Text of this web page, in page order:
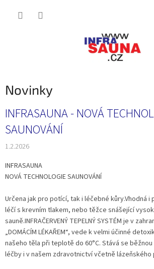
Novinky
V
p
i
č
l
n
k
ů
INFRASAUNA - NOVÁ
SAUNOVÁNÍ
1.2.2026
INFRASAUNA
NOVÁ TECHNOLOGIE SAUNOVÁNÍ
Určena jak pro potící, tak i léčebné kůry.Vhodná
léčí s krevním tlakem, nebo těžce snášející
sauně.INFRAČERVENÝ TEPELNÝ SYSTÉM je v
„DOMÁCÍM LÉKAŘEM“, vede k velmi účinné
našeho těla při teplotě do 60°C. Stává se
léčby i v našem zdravotnictví včetně